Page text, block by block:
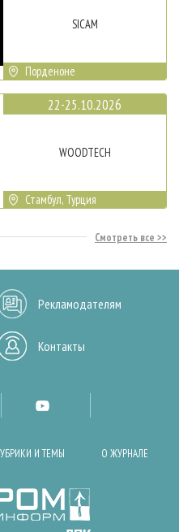
SICAM
Порденоне
22-25.10.2026
WOODTECH
Стамбул, Турция
Смотреть все
Рекламодателям
Контакты
И ТЕМЫ О ЖУРНАЛЕ